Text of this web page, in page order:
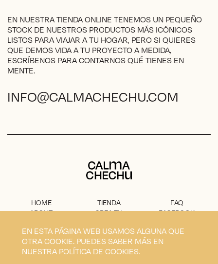
de
producto
EN NUESTRA TIENDA ONLINE TENEMOS UN PEQUEÑO
STOCK DE NUESTROS PRODUCTOS MÁS ICÓNICOS
LISTOS PARA VIAJAR A TU HOGAR, PERO SI QUIERES
QUE DEMOS VIDA A TU PROYECTO A MEDIDA,
ESCRÍBENOS PARA CONTARNOS QUÉ TIENES EN
MENTE.
INFO@CALMACHECHU.COM
HOME
ABOUT
AVISO
LEGAL
TIENDA
CREA TU
CONTACTO
FAQ
FACEBOOK
EN ESTA PÁGINA WEB USAMOS ALGUNA QUE
OTRA COOKIE. PUEDES SABER MÁS EN
NUESTRA POLÍTICA DE COOKIES.